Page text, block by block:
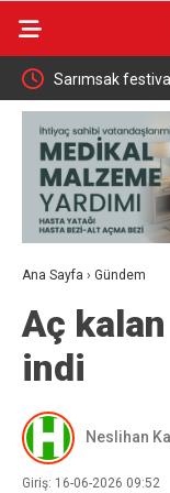
Sarımsak
vatandaşa
Ana Sayfa › Gündem
Aç
indi
Neslihan
Giriş: 16-06-2026 09:52